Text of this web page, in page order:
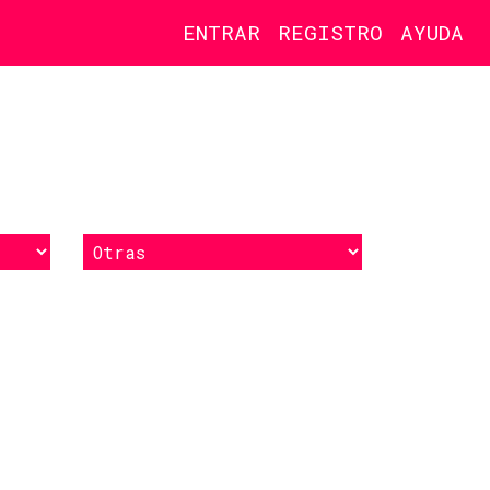
ENTRAR REGISTRO AYUDA